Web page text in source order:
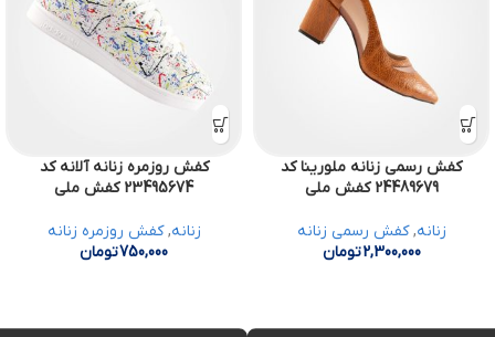
کفش رسمی زنانه ملورینا کد
24489679 کفش ملی
زنانه,کفش رسمی زنانه
2,300,000تومان
کفش روزمره زنانه آلانه کد
23495674 کفش ملی
زنانه,کفش روزمره زنانه
750,000تومان